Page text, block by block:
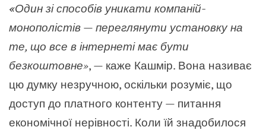
«Один зі способів уникати компаній-
монополістів — переглянути установку на
те, що все в інтернеті має бути
безкоштовне», — каже Кашмір. Вона називає
цю думку незручною, оскільки розуміє, що
доступ до платного контенту — питання
економічної нерівності. Коли їй знадобилося